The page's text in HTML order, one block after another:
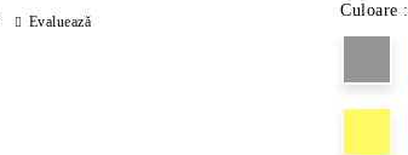
Culoare :
Evaluează